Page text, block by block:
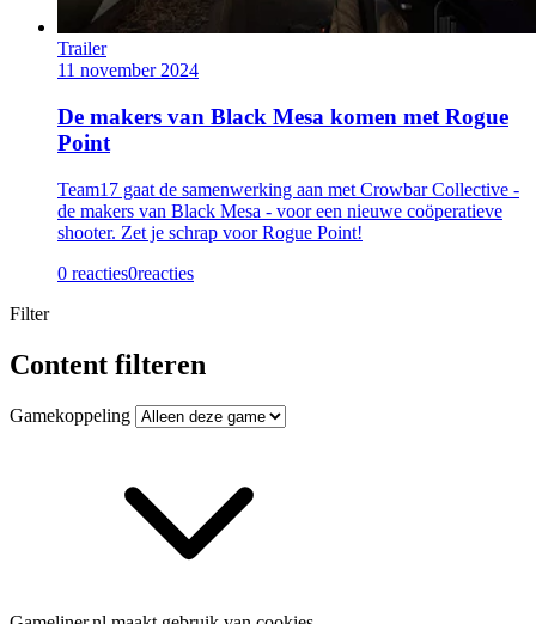
Trailer
11 november 2024
De makers van Black Mesa komen met Rogue
Point
Team17 gaat de samenwerking aan met Crowbar Collective -
de makers van Black Mesa - voor een nieuwe coöperatieve
shooter. Zet je schrap voor Rogue Point!
0 reacties0reacties
Filter
Content filteren
Gamekoppeling